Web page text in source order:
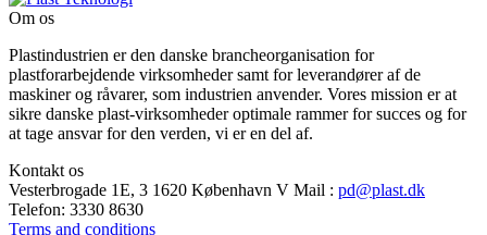
Om os
Plastindustrien er den danske brancheorganisation for
plastforarbejdende virksomheder samt for leverandører af de
maskiner og råvarer, som industrien anvender. Vores mission er at
sikre danske plast-virksomheder optimale rammer for succes og for
at tage ansvar for den verden, vi er en del af.
Kontakt os
Vesterbrogade 1E, 3 1620 København V Mail : pd@plast.dk
Telefon: 3330 8630
Terms and conditions